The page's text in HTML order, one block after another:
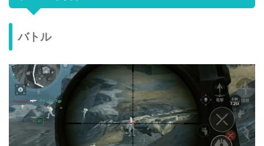
バトル